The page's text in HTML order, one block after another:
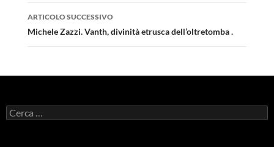
ARTICOLO SUCCESSIVO
Michele Zazzi. Vanth, divinità etrusca dell’oltretomba .
Ricerca
per: